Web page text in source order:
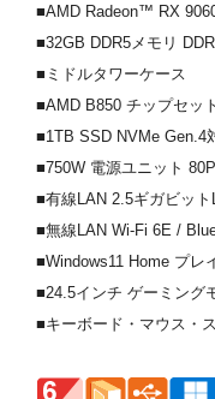
■AMD Radeon™ RX
■32GB DDR5メモリ
■ミドルタワーケース
■AMD B850 チップセッ
■1TB SSD NVMe Gen.4
■750W 電源ユニット
■有線LAN 2.5ギガビット
■無線LAN Wi-Fi 6E /
■Windows11 Home プレ
■24.5インチ ゲーミング
■キーボード・マウス・